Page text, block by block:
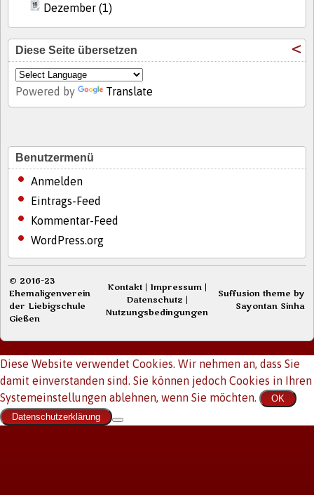
Dezember (1)
Diese Seite übersetzen
Powered by Translate
Benutzermenü
Anmelden
Eintrags-Feed
Kommentar-Feed
WordPress.org
© 2016-23
Ehemaligenverein
der Liebigschule
Gießen
Kontakt | Impressum |
Datenschutz |
Nutzungsbedingungen
Suffusion theme by
Sayontan Sinha
Diese Website verwendet Cookies. Wir nehmen an, dass Sie
damit einverstanden sind. Sie können jedoch Cookies in Ihren
Systemeinstellungen ablehnen, wenn Sie möchten.
OK
Datenschutzerklärung